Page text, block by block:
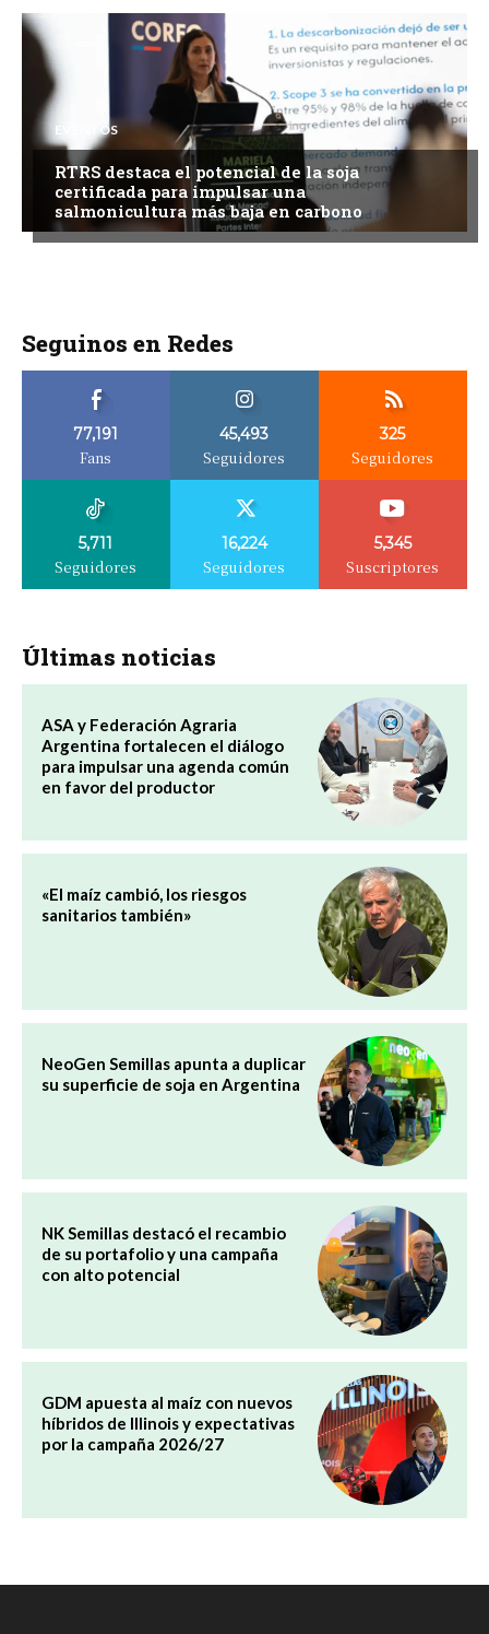
EVENTOS
RTRS destaca el potencial de la soja
certificada para impulsar una
salmonicultura más baja en carbono
Seguinos en Redes
77,191
Fans
45,493
Seguidores
325
Seguidores
5,711
Seguidores
16,224
Seguidores
5,345
Suscriptores
Últimas noticias
ASA y Federación Agraria
Argentina fortalecen el diálogo
para impulsar una agenda común
en favor del productor
«El maíz cambió, los riesgos
sanitarios también»
NeoGen Semillas apunta a duplicar
su superficie de soja en Argentina
NK Semillas destacó el recambio
de su portafolio y una campaña
con alto potencial
GDM apuesta al maíz con nuevos
híbridos de Illinois y expectativas
por la campaña 2026/27